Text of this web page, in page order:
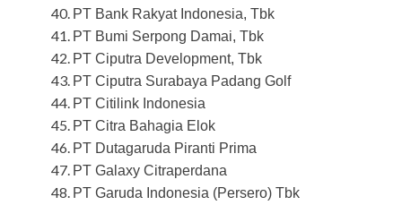
PT Bank Rakyat Indonesia, Tbk
PT Bumi Serpong Damai, Tbk
PT Ciputra Development, Tbk
PT Ciputra Surabaya Padang Golf
PT Citilink Indonesia
PT Citra Bahagia Elok
PT Dutagaruda Piranti Prima
PT Galaxy Citraperdana
PT Garuda Indonesia (Persero) Tbk